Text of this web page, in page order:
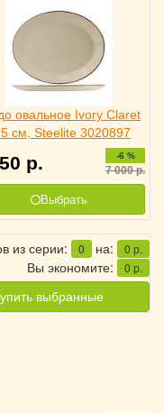
овальное Ivory Claret
см, Steelite 3020897
р. -6 %
7 000р.
Выбрать
из серии: 0 на: 0 р.
Вы экономите: 0 р.
выбранные